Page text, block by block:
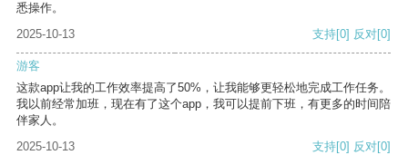
悉操作。
2025-10-13
支持[0] 反对[0]
游客
这款app让我的工作效率提高了50%，让我能够更轻松地完成工作任务。
我以前经常加班，现在有了这个app，我可以提前下班，有更多的时间陪
伴家人。
2025-10-13
支持[0] 反对[0]